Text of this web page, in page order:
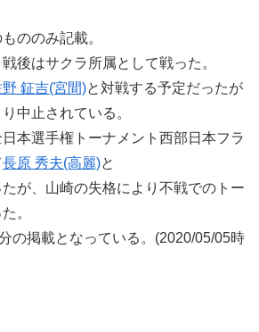
ののみ記載。
後はサクラ所属として戦った。
野 鉦吉(宮間)と対戦する予定だったが
中止されている。
日本選手権トーナメント西部日本フラ
長原 秀夫(高麗)と
が、山崎の失格により不戦でのトー
。
の掲載となっている。(2020/05/05時